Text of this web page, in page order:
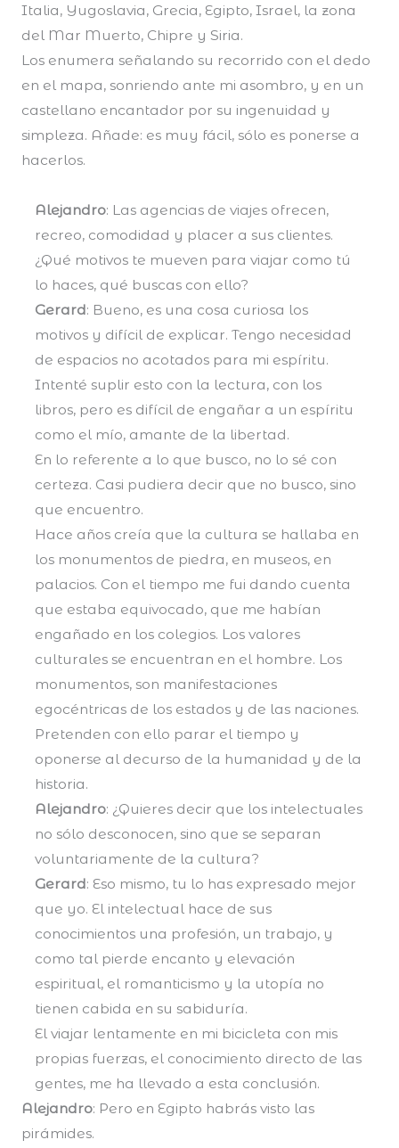
Italia, Yugoslavia, Grecia, Egipto, Israel, la zona
del Mar Muerto, Chipre y Siria.
Los enumera señalando su recorrido con el dedo
en el mapa, sonriendo ante mi asombro, y en un
castellano encantador por su ingenuidad y
simpleza. Añade: es muy fácil, sólo es ponerse a
hacerlos.
Alejandro: Las agencias de viajes ofrecen,
recreo, comodidad y placer a sus clientes.
¿Qué motivos te mueven para viajar como tú
lo haces, qué buscas con ello?
Gerard: Bueno, es una cosa curiosa los
motivos y difícil de explicar. Tengo necesidad
de espacios no acotados para mi espíritu.
Intenté suplir esto con la lectura, con los
libros, pero es difícil de engañar a un espíritu
como el mío, amante de la libertad.
En lo referente a lo que busco, no lo sé con
certeza. Casi pudiera decir que no busco, sino
que encuentro.
Hace años creía que la cultura se hallaba en
los monumentos de piedra, en museos, en
palacios. Con el tiempo me fui dando cuenta
que estaba equivocado, que me habían
engañado en los colegios. Los valores
culturales se encuentran en el hombre. Los
monumentos, son manifestaciones
egocéntricas de los estados y de las naciones.
Pretenden con ello parar el tiempo y
oponerse al decurso de la humanidad y de la
historia.
Alejandro: ¿Quieres decir que los intelectuales
no sólo desconocen, sino que se separan
voluntariamente de la cultura?
Gerard: Eso mismo, tu lo has expresado mejor
que yo. El intelectual hace de sus
conocimientos una profesión, un trabajo, y
como tal pierde encanto y elevación
espiritual, el romanticismo y la utopía no
tienen cabida en su sabiduría.
El viajar lentamente en mi bicicleta con mis
propias fuerzas, el conocimiento directo de las
gentes, me ha llevado a esta conclusión.
Alejandro: Pero en Egipto habrás visto las
pirámides.